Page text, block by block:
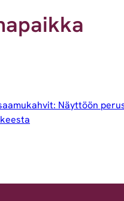
Näyttöön